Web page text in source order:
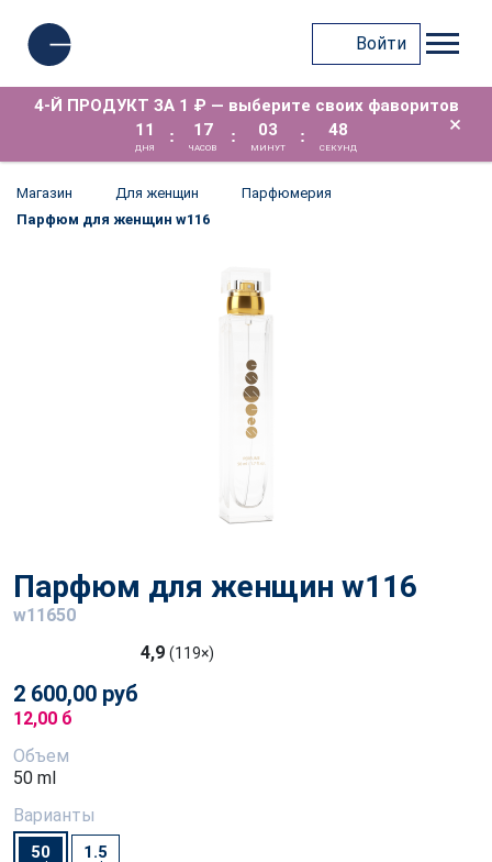
Войти
4-Й ПРОДУКТ ЗА 1 ₽ — выберите своих фаворитов
11
ДНЯ
: 17
ЧАСОВ
: 03
МИНУТ
: 48
СЕКУНД
×
Магазин Для женщин
Парфюмерия
Парфюм для женщин w116
Парфюм для женщин w116
w11650
4,9 (119×)
2 600,00 руб
12,00 б
Объем
50 ml
Варианты
50 1.5